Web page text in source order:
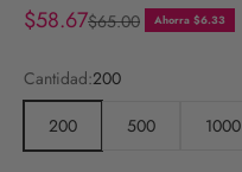
Precio de oferta
$58.67Precio normal
$65.00 Ahorra $6.33
Cantidad:200
200
500 1000